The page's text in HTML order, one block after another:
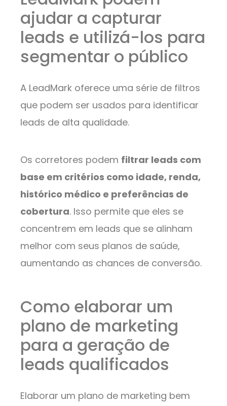
ajudar a capturar
leads e utilizá-los para
segmentar o público
A LeadMark oferece uma série de filtros
que podem ser usados para identificar
leads de alta qualidade.
Os corretores podem filtrar leads com
base em critérios como idade, renda,
histórico médico e preferências de
cobertura. Isso permite que eles se
concentrem em leads que se alinham
melhor com seus planos de saúde,
aumentando as chances de conversão.
Como elaborar um
plano de marketing
para a geração de
leads qualificados
Elaborar um plano de marketing bem